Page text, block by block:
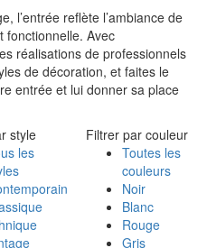
l’entrée reflète l’ambiance de
fonctionnelle. Avec
réalisations de professionnels
de décoration, et faites le
entrée et lui donner sa place
style
les
Filtrer par couleur
Toutes les
couleurs
Noir
Blanc
Rouge
Gris